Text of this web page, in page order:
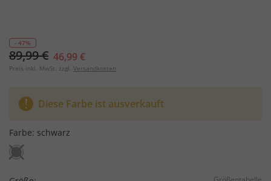
- 47%
89,99 € 46,99 €
Preis inkl. MwSt. zzgl. Versandkosten
Diese Farbe ist ausverkauft
Farbe: schwarz